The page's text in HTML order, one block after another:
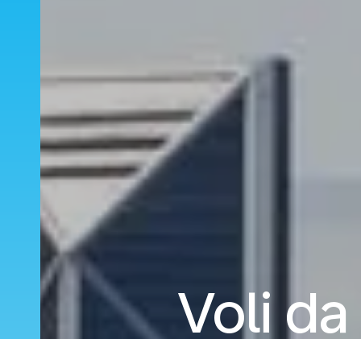
Voli da